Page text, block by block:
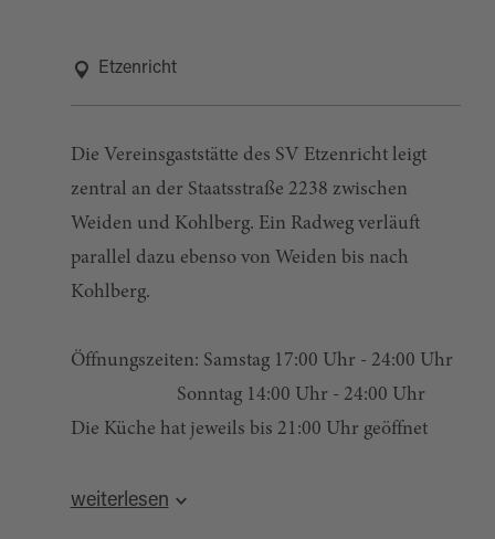
Etzenricht
Die Vereinsgaststätte des SV Etzenricht leigt
zentral an der Staatsstraße 2238 zwischen
Weiden und Kohlberg. Ein Radweg verläuft
parallel dazu ebenso von Weiden bis nach
Kohlberg.
Öffnungszeiten: Samstag 17:00 Uhr - 24:00 Uhr
Sonntag 14:00 Uhr - 24:00 Uhr
Die Küche hat jeweils bis 21:00 Uhr geöffnet
Quelle:destination.one
weiterlesen